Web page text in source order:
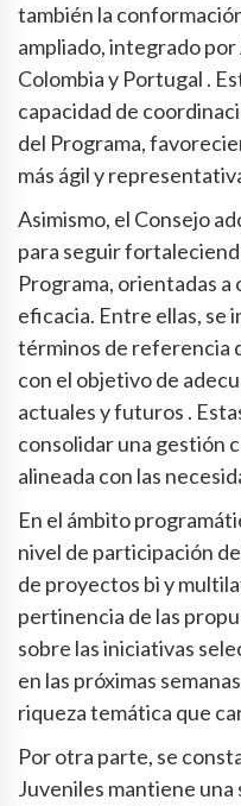
también la
ampliado, integrado
Colombia y Portugal .
capacidad de
del Programa,
más ágil y
Asimismo, el Consejo
para seguir
Programa, orientadas
eficacia. Entre ellas, se
términos de referencia
con el objetivo de
actuales y futuros .
consolidar una gestión
alineada con las
En el ámbito
nivel de participación
de proyectos bi y
pertinencia de las
sobre las iniciativas
en las próximas
riqueza temática que
Por otra parte, se
Juveniles mantiene